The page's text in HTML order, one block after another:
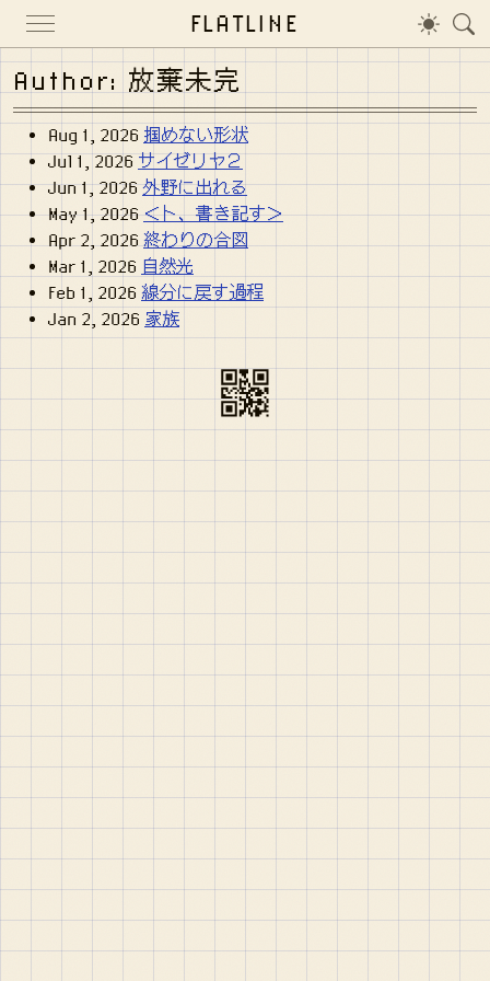
FLATLINE
Author: 放棄未完
Aug 1, 2026 掴めない形状
Jul 1, 2026 サイゼリヤ２
Jun 1, 2026 外野に出れる
May 1, 2026 ＜ト、書き記す＞
Apr 2, 2026 終わりの合図
Mar 1, 2026 自然光
Feb 1, 2026 線分に戻す過程
Jan 2, 2026 家族